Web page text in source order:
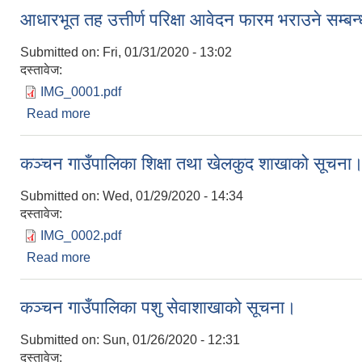
आधारभूत तह उत्तीर्ण परिक्षा आवेदन फारम भराउने
Submitted on: Fri, 01/31/2020 - 13:02
दस्तावेज:
IMG_0001.pdf
Read more
कञ्चन गाउँपालिका शिक्षा तथा खेलकुद शाखाको सूचना।
Submitted on: Wed, 01/29/2020 - 14:34
दस्तावेज:
IMG_0002.pdf
Read more
कञ्चन गाउँपालिका पशु सेवाशाखाको सूचना।
Submitted on: Sun, 01/26/2020 - 12:31
दस्तावेज: